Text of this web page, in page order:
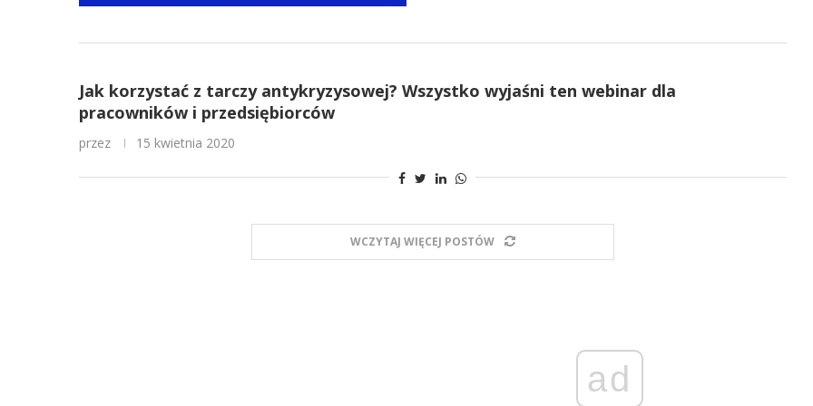
Jak korzystać z tarczy antykryzysowej? Wszystko wyjaśni ten webinar dla
pracowników i przedsiębiorców
przez 15 kwietnia 2020
WCZYTAJ WIĘCEJ POSTÓW
ad